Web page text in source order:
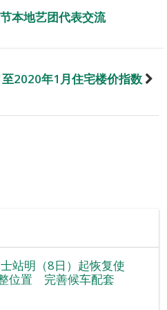
本地艺团代表交流
2020年1月住宅楼价指数
站明（8日）起恢复使
位置 完善候车配套